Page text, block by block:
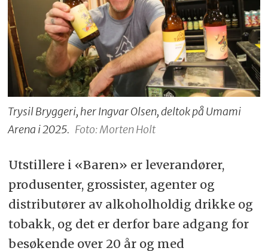
Trysil Bryggeri, her Ingvar Olsen, deltok på Umami
Arena i 2025. Foto: Morten Holt
Utstillere i «Baren» er leverandører,
produsenter, grossister, agenter og
distributører av alkoholholdig drikke og
tobakk, og det er derfor bare adgang for
besøkende over 20 år og med